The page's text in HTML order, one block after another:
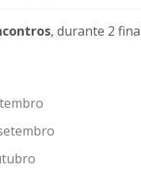
, durante 2